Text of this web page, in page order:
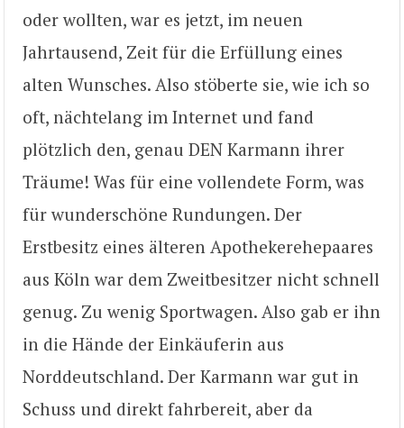
oder wollten, war es jetzt, im neuen
Jahrtausend, Zeit für die Erfüllung eines
alten Wunsches. Also stöberte sie, wie ich so
oft, nächtelang im Internet und fand
plötzlich den, genau DEN Karmann ihrer
Träume! Was für eine vollendete Form, was
für wunderschöne Rundungen. Der
Erstbesitz eines älteren Apothekerehepaares
aus Köln war dem Zweitbesitzer nicht schnell
genug. Zu wenig Sportwagen. Also gab er ihn
in die Hände der Einkäuferin aus
Norddeutschland. Der Karmann war gut in
Schuss und direkt fahrbereit, aber da